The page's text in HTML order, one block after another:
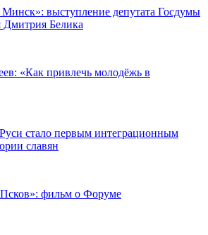
Минск»: выступление депутата Госдумы
Дмитрия Белика
«Как привлечь молодёжь в
стало первым интеграционным
славян
Псков»: фильм о Форуме